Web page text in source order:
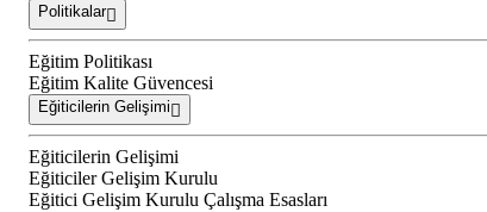
Politikalar
Eğitim Politikası
Eğitim Kalite Güvencesi
Eğiticilerin Gelişimi
Eğiticilerin Gelişimi
Eğiticiler Gelişim Kurulu
Eğitici Gelişim Kurulu Çalışma Esasları